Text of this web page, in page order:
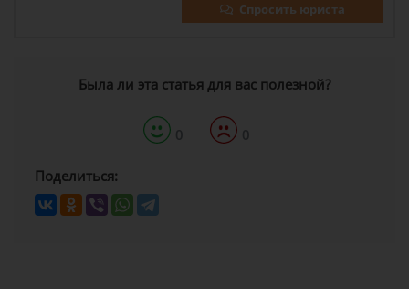
Спросить юриста
Была ли эта статья для вас полезной?
0 0
Поделиться: